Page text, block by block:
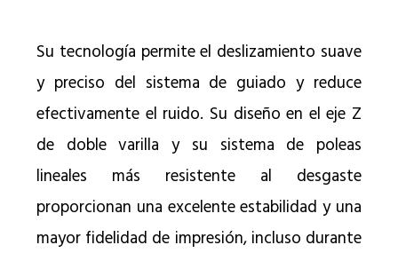
Su tecnología permite el deslizamiento suave
y preciso del sistema de guiado y reduce
efectivamente el ruido. Su diseño en el eje Z
de doble varilla y su sistema de poleas
lineales más resistente al desgaste
proporcionan una excelente estabilidad y una
mayor fidelidad de impresión, incluso durante